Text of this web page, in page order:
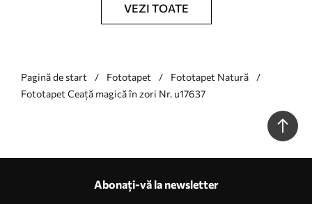
VEZI TOATE
Pagină de start Fototapet
Fototapet Natură
Fototapet Ceață magică în zori Nr. u17637
Abonați-vă la newsletter